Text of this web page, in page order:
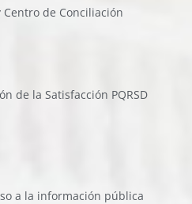
de Conciliación
de la Satisfacción PQRSD
a la información pública